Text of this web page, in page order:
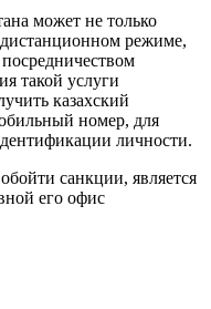
может не только
режиме,
такой услуги
казахский
номер, для
личности.
санкции, является
его офис